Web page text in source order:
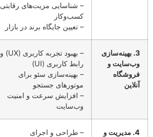
– شناسایی مزیت‌های رقابتی
کسب‌وکار
– تعیین جایگاه برند در بازار
3. بهینه‌سازی
وب‌سایت و
فروشگاه
آنلاین
– بهبود تجربه کاربری (UX) و
رابط کاربری (UI)
– بهینه‌سازی سئو برای
موتورهای جستجو
– افزایش سرعت و امنیت
وب‌سایت
4. مدیریت و
– طراحی و اجرای